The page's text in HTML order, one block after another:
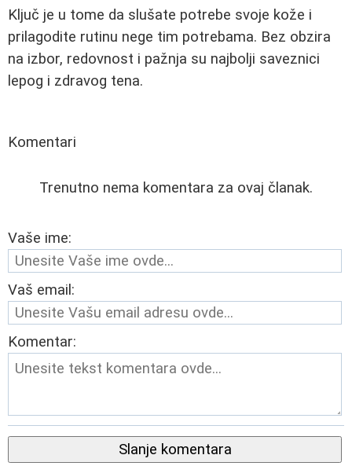
Ključ je u tome da slušate potrebe svoje kože i
prilagodite rutinu nege tim potrebama. Bez obzira
na izbor, redovnost i pažnja su najbolji saveznici
lepog i zdravog tena.
Komentari
Trenutno nema komentara za ovaj članak.
Vaše ime:
Vaš email:
Komentar:
Slanje komentara